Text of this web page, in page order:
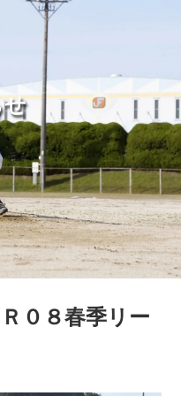
せ
０８春季リー